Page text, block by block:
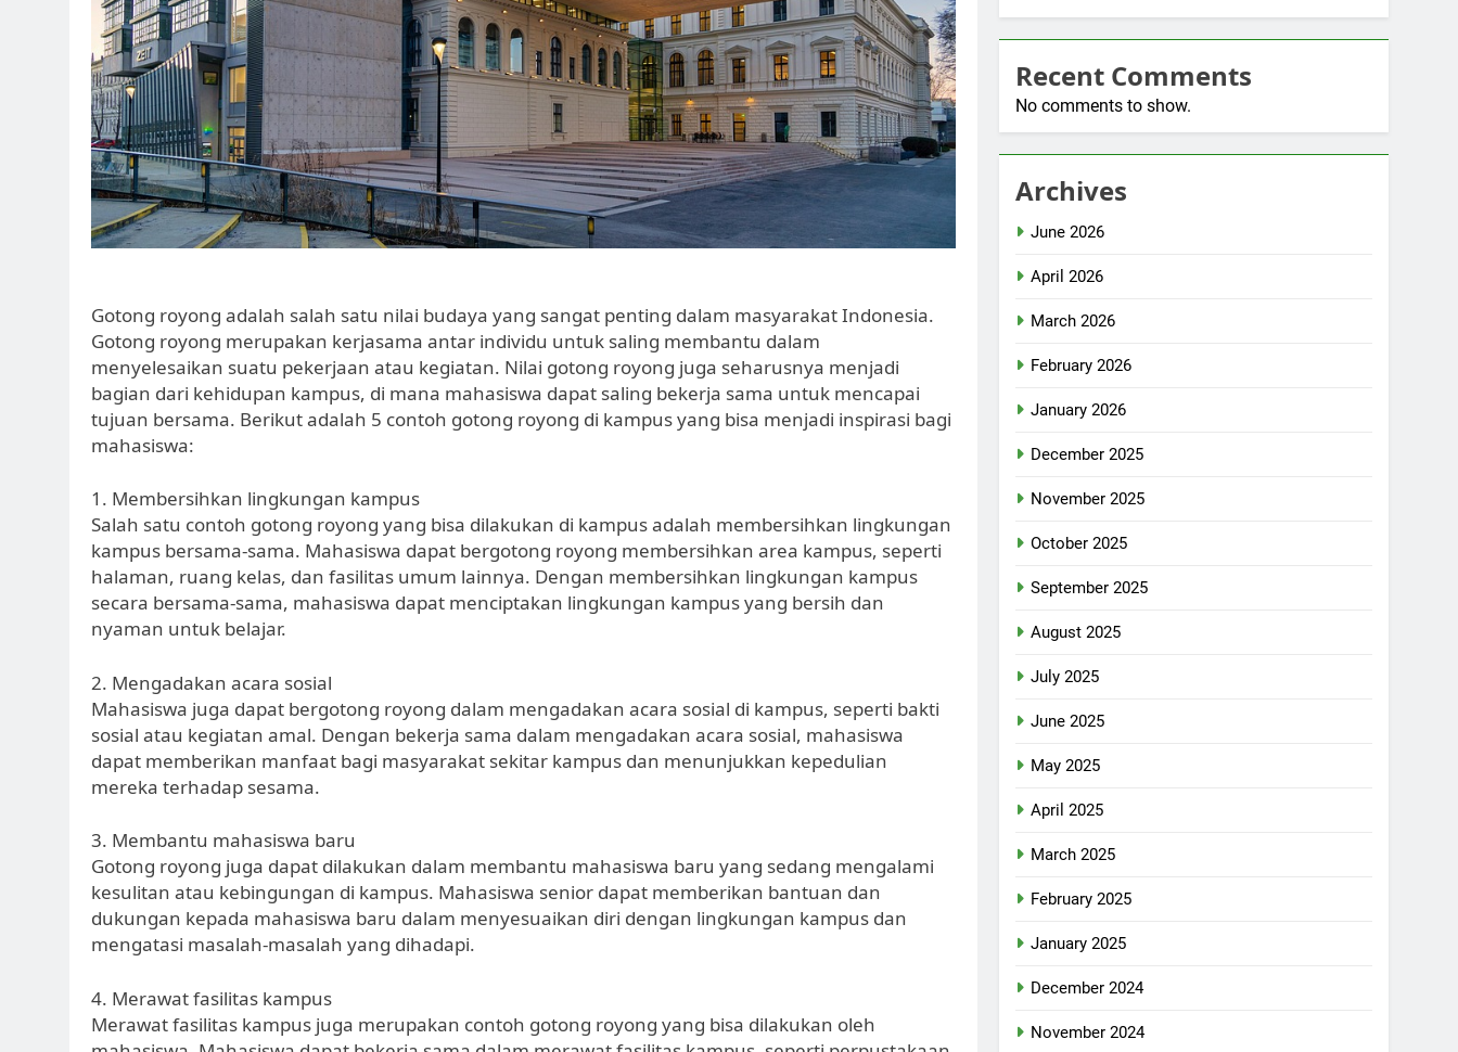
Gotong royong adalah salah satu nilai budaya yang sangat penting dalam masyarakat Indonesia.
Gotong royong merupakan kerjasama antar individu untuk saling membantu dalam
menyelesaikan suatu pekerjaan atau kegiatan. Nilai gotong royong juga seharusnya menjadi
bagian dari kehidupan kampus, di mana mahasiswa dapat saling bekerja sama untuk mencapai
tujuan bersama. Berikut adalah 5 contoh gotong royong di kampus yang bisa menjadi inspirasi bagi
mahasiswa:
1. Membersihkan lingkungan kampus
Salah satu contoh gotong royong yang bisa dilakukan di kampus adalah membersihkan lingkungan
kampus bersama-sama. Mahasiswa dapat bergotong royong membersihkan area kampus, seperti
halaman, ruang kelas, dan fasilitas umum lainnya. Dengan membersihkan lingkungan kampus
secara bersama-sama, mahasiswa dapat menciptakan lingkungan kampus yang bersih dan
nyaman untuk belajar.
2. Mengadakan acara sosial
Mahasiswa juga dapat bergotong royong dalam mengadakan acara sosial di kampus, seperti bakti
sosial atau kegiatan amal. Dengan bekerja sama dalam mengadakan acara sosial, mahasiswa
dapat memberikan manfaat bagi masyarakat sekitar kampus dan menunjukkan kepedulian
mereka terhadap sesama.
3. Membantu mahasiswa baru
Gotong royong juga dapat dilakukan dalam membantu mahasiswa baru yang sedang mengalami
kesulitan atau kebingungan di kampus. Mahasiswa senior dapat memberikan bantuan dan
dukungan kepada mahasiswa baru dalam menyesuaikan diri dengan lingkungan kampus dan
mengatasi masalah-masalah yang dihadapi.
4. Merawat fasilitas kampus
Merawat fasilitas kampus juga merupakan contoh gotong royong yang bisa dilakukan oleh
Recent Comments
No comments to show.
Archives
June 2026
April 2026
March 2026
February 2026
January 2026
December 2025
November 2025
October 2025
September 2025
August 2025
July 2025
June 2025
May 2025
April 2025
March 2025
February 2025
January 2025
December 2024
November 2024